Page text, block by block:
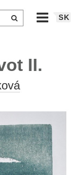
SK
II.